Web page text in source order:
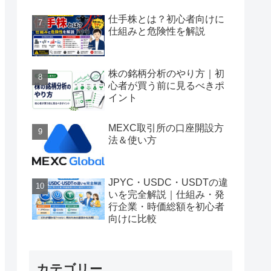
仕手株とは？初心者向けに
仕組みと危険性を解説
株の銘柄分析のやり方｜初
心者が買う前に見るべきポ
イント
MEXC取引所の口座開設方
法＆使い方
JPYC・USDC・USDTの違
いを完全解説｜仕組み・発
行企業・時価総額を初心者
向けに比較